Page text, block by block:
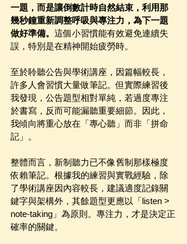
一題，而是讓倒數計時自然結束，利用那
幾秒鐘重新調整呼吸與專注力，為下一題
做好準備。 這個小習慣能有效避免連續失
誤，特別是在精神開始疲勞時。
至於聆聽公告與學術講座，因篇幅較長，
許多人會習慣大量做筆記。但實際練習後
我發現，公告題型相對單純，若過度專注
於書寫，反而可能漏聽重要細節。因此，
我傾向將重心放在「專心聽」而非「拼命
記」。
整體而言，新制聽力已不像舊制那樣極度
依賴筆記。根據我的練習與實戰經驗，除
了學術講座因內容較長，建議適度記錄關
鍵字與架構外，其餘題型更應以「listen >
note-taking」為原則。專注力，才是決定正
確率的關鍵。